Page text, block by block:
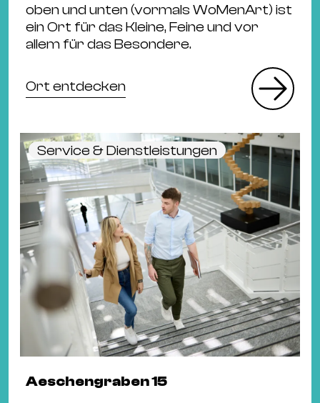
oben und unten (vormals WoMenArt) ist
ein Ort für das Kleine, Feine und vor
allem für das Besondere.
Ort entdecken
Service & Dienstleistungen
Aeschengraben 15